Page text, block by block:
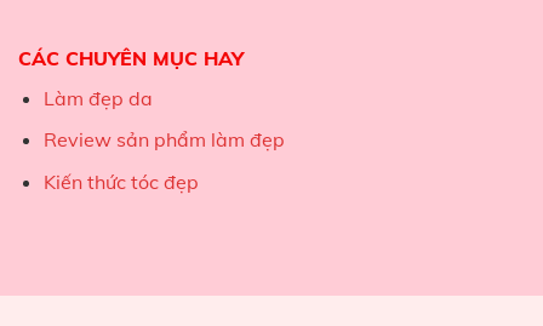
CÁC CHUYÊN MỤC HAY
Làm đẹp da
Review sản phẩm làm đẹp
Kiến thức tóc đẹp